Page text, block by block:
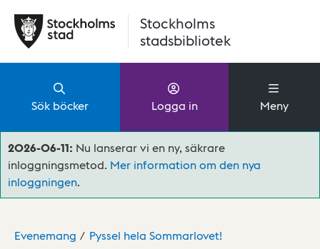
Stockholms
stadsbibliotek
Sök böcker Logga in Meny
2026-06-11: Nu lanserar vi en ny, säkrare
inloggningsmetod. Mer information om den nya
inloggningen.
Evenemang Pyssel hela Sommarlovet!